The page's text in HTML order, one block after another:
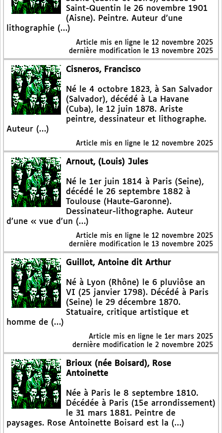
Saint-Quentin le 26 novembre 1901
(Aisne). Peintre. Auteur d’une
lithographie (…)
Article mis en ligne le 12 novembre 2025
dernière modification le 13 novembre 2025
Cisneros, Francisco
Né le 4 octobre 1823, à San Salvador
(Salvador), décédé à La Havane
(Cuba), le 12 juin 1878. Ariste
peintre, dessinateur et lithographe.
Auteur (…)
Article mis en ligne le 12 novembre 2025
Arnout, (Louis) Jules
Né le 1er juin 1814 à Paris (Seine),
décédé le 26 septembre 1882 à
Toulouse (Haute-Garonne).
Dessinateur-lithographe. Auteur
d’une « vue d’un (…)
Article mis en ligne le 12 novembre 2025
dernière modification le 13 novembre 2025
Guillot, Antoine dit Arthur
Né à Lyon (Rhône) le 6 pluviôse an
VI (25 janvier 1798). Décédé à Paris
(Seine) le 29 décembre 1870.
Statuaire, critique artistique et
homme de (…)
Article mis en ligne le 1er mars 2025
dernière modification le 2 novembre 2025
Brioux (née Boisard), Rose
Antoinette
Née à Paris le 8 septembre 1810.
Décédée à Paris (15e arrondissement)
le 31 mars 1881. Peintre de
paysages. Rose Antoinette Boisard est la (…)